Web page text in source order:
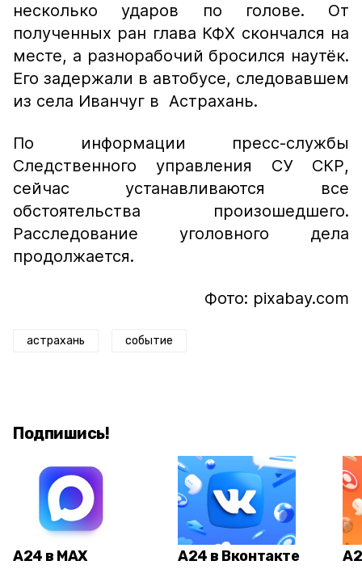
несколько ударов по голове. От
полученных ран глава КФХ скончался на
месте, а разнорабочий бросился наутёк.
Его задержали в автобусе, следовавшем
из села Иванчуг в Астрахань.
По информации пресс-службы
Следственного управления СУ СКР,
сейчас устанавливаются все
обстоятельства произошедшего.
Расследование уголовного дела
продолжается.
Фото: pixabay.com
астрахань событие
Подпишись!
А24 в MAX А24 в Вконтакте